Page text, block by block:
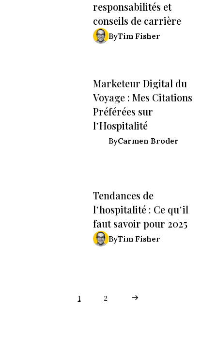
responsabilités et
conseils de carrière
ByTim Fisher
Marketeur Digital du
Voyage : Mes Citations
Préférées sur
l’Hospitalité
ByCarmen Broder
Tendances de
l’hospitalité : Ce qu’il
faut savoir pour 2025
ByTim Fisher
1 2